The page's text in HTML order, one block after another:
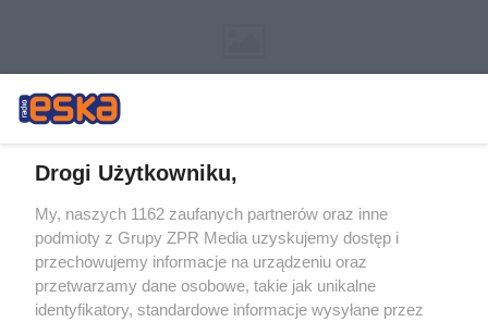
Drogi Użytkowniku,
My, naszych 1162 zaufanych partnerów oraz inne
podmioty z Grupy ZPR Media uzyskujemy dostęp i
przechowujemy informacje na urządzeniu oraz
przetwarzamy dane osobowe, takie jak unikalne
identyfikatory, standardowe informacje wysyłane przez